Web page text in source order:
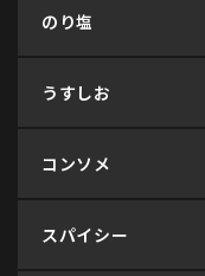
のり塩
うすしお
コンソメ
スパイシー